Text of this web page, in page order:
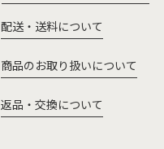
配送・送料について
商品のお取り扱いについて
返品・交換について